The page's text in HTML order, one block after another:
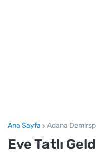
Ana Sayfa Adana
Eve Tatlı